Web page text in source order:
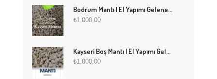
Bodrum Mantı | El Yapımı Geleneksel Mantı Lezzeti
₺1.000,00
Kayseri Boş Mantı | El Yapımı Geleneksel Fırınlanmış Mantı
₺1.000,00